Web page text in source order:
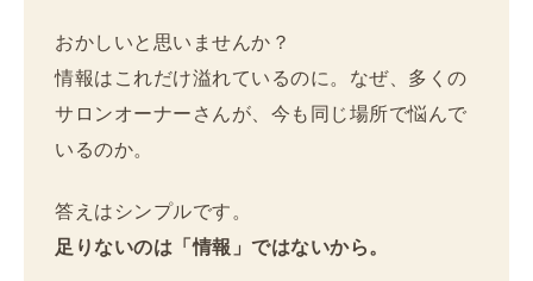
おかしいと思いませんか？
情報はこれだけ溢れているのに。なぜ、多くの
サロンオーナーさんが、今も同じ場所で悩んで
いるのか。
答えはシンプルです。
足りないのは「情報」ではないから。